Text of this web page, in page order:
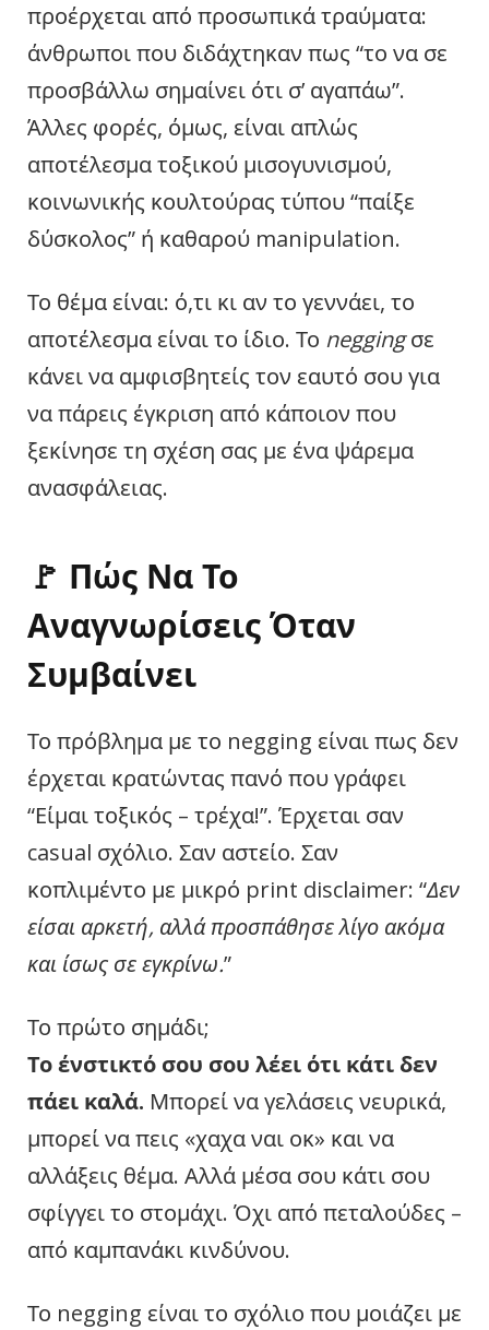
προέρχεται από προσωπικά τραύματα:
άνθρωποι που διδάχτηκαν πως “το να σε
προσβάλλω σημαίνει ότι σ’ αγαπάω”.
Άλλες φορές, όμως, είναι απλώς
αποτέλεσμα τοξικού μισογυνισμού,
κοινωνικής κουλτούρας τύπου “παίξε
δύσκολος” ή καθαρού manipulation.
Το θέμα είναι: ό,τι κι αν το γεννάει, το
αποτέλεσμα είναι το ίδιο. Το neggingσε
κάνει να αμφισβητείς τον εαυτό σου για
να πάρεις έγκριση από κάποιον που
ξεκίνησε τη σχέση σας με ένα ψάρεμα
ανασφάλειας.
🚩 Πώς Να Το
Αναγνωρίσεις Όταν
Συμβαίνει
Το πρόβλημα με το negging είναι πως δεν
έρχεται κρατώντας πανό που γράφει
“Είμαι τοξικός – τρέχα!”. Έρχεται σαν
casual σχόλιο. Σαν αστείο. Σαν
κοπλιμέντο με μικρό print disclaimer: “Δεν
είσαι αρκετή, αλλά προσπάθησε λίγο ακόμα
και ίσως σε εγκρίνω.”
Το πρώτο σημάδι;
Το ένστικτό σου σου λέει ότι κάτι δεν
πάει καλά. Μπορεί να γελάσεις νευρικά,
μπορεί να πεις «χαχα ναι οκ» και να
αλλάξεις θέμα. Αλλά μέσα σου κάτι σου
σφίγγει το στομάχι. Όχι από πεταλούδες –
από καμπανάκι κινδύνου.
Το negging είναι το σχόλιο που μοιάζει με